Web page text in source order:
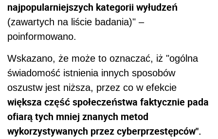
najpopularniejszych kategorii wyłudzeń
(zawartych na liście badania)" –
poinformowano.
Wskazano, że może to oznaczać, iż "ogólna
świadomość istnienia innych sposobów
oszustw jest niższa, przez co w efekcie
większa część społeczeństwa faktycznie pada
ofiarą tych mniej znanych metod
wykorzystywanych przez cyberprzestępców".